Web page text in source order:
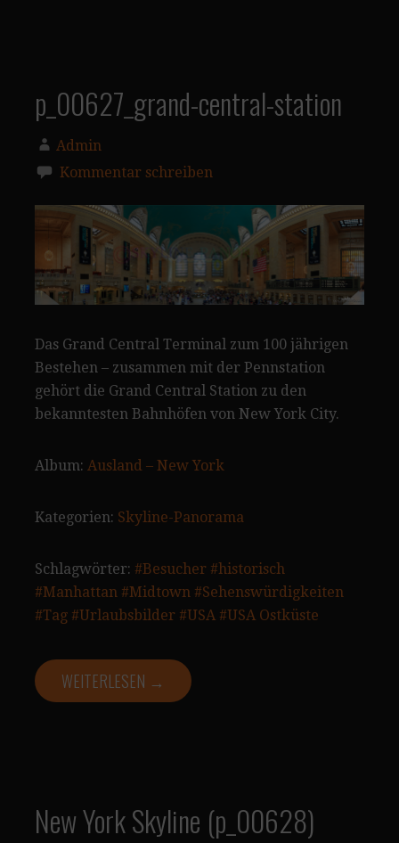
p_00627_grand-central-station
Admin
Kommentar schreiben
Das Grand Central Terminal zum 100 jährigen
Bestehen – zusammen mit der Pennstation
gehört die Grand Central Station zu den
bekanntesten Bahnhöfen von New York City.
Album: Ausland – New York
Kategorien: Skyline-Panorama
Schlagwörter: #Besucher #historisch
#Manhattan #Midtown #Sehenswürdigkeiten
#Tag #Urlaubsbilder #USA #USA Ostküste
WEITERLESEN →
New York Skyline (p_00628)